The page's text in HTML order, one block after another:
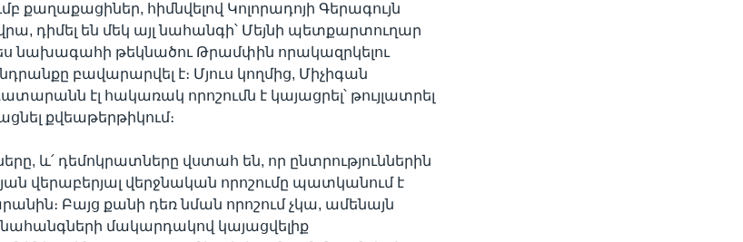
քաղաքացիներ, հիմնվելով Կոլորադոյի Գերագույն
դիմել են մեկ այլ նահանգի՝ Մեյնի պետքարտուղար
նախագահի թեկնածու Թրամփին որակազրկելու
բավարարվել է։ Մյուս կողմից, Միչիգան
էլ հակառակ որոշումն է կայացրել՝ թույլատրել
քվեաթերթիկում։
և՛ դեմոկրատները վստահ են, որ ընտրություններին
վերաբերյալ վերջնական որոշումը պատկանում է
Բայց քանի դեռ նման որոշում չկա, ամենայն
մակարդակով կայացվելիք